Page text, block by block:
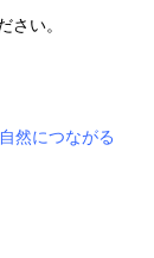
さい。
然につながる